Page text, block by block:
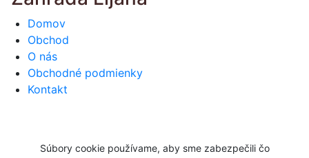
Domov
Obchod
O nás
Obchodné podmienky
Kontakt
Súbory cookie používame, aby sme zabezpečili čo